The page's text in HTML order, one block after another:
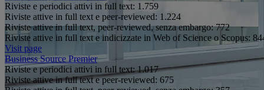
Riviste e periodici attivi in full text: 1.759
Riviste attive in full text e peer-reviewed: 1.224
Riviste attive in full text, peer-reviewed, senza embargo:772
Riviste attive in full text e indicizzate in Web of Science o Scopus:
Visit page
Business Source Premier
Riviste e periodici attivi in full text:1.017
Riviste attive in full text e peer-reviewed: 675